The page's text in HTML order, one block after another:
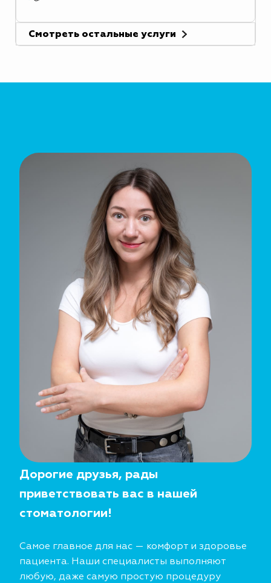
Смотреть остальные услуги
Дорогие друзья, рады
приветствовать вас в нашей
стоматологии!
Самое главное для нас — комфорт и здоровье
пациента. Наши специалисты выполняют
любую, даже самую простую процедуру